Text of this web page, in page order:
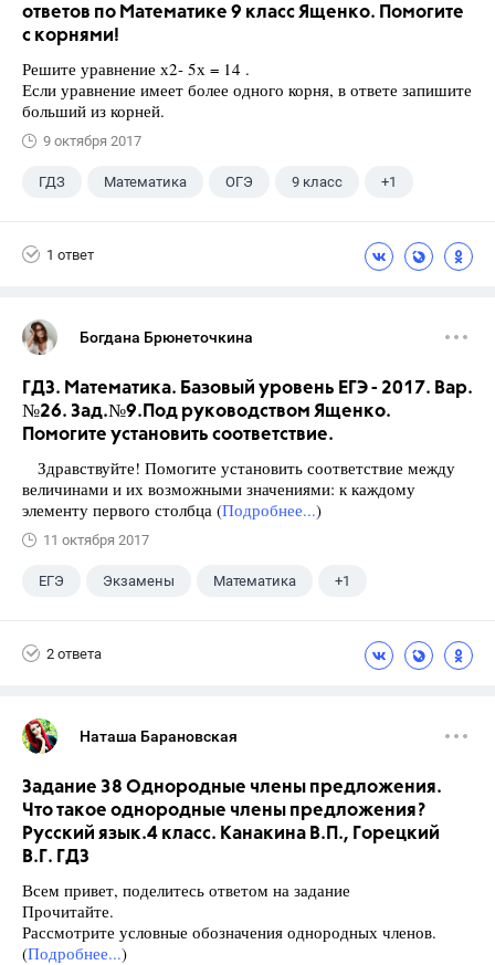
ответов по Математике 9 класс Ященко. Помогите
с корнями!
Решите уравнение х2- 5х = 14 .
Если уравнение имеет более одного корня, в ответе запишите
больший из корней.
9 октября 2017
ГДЗ Математика ОГЭ 9 класс +1
1 ответ
Богдана Брюнеточкина
ГДЗ. Математика. Базовый уровень ЕГЭ - 2017. Вар.
№26. Зад.№9.Под руководством Ященко.
Помогите установить соответствие.
Здравствуйте! Помогите установить соответствие между
величинами и их возможными значениями: к каждому
элементу первого столбца (Подробнее...)
11 октября 2017
ЕГЭ Экзамены Математика +1
2 ответа
Наташа Барановская
Задание 38 Однородные члены предложения.
Что такое однородные члены предложения?
Русский язык.4 класс. Канакина В.П., Горецкий
В.Г. ГДЗ
Всем привет, поделитесь ответом на задание
Прочитайте.
Рассмотрите условные обозначения однородных членов.
(Подробнее...)